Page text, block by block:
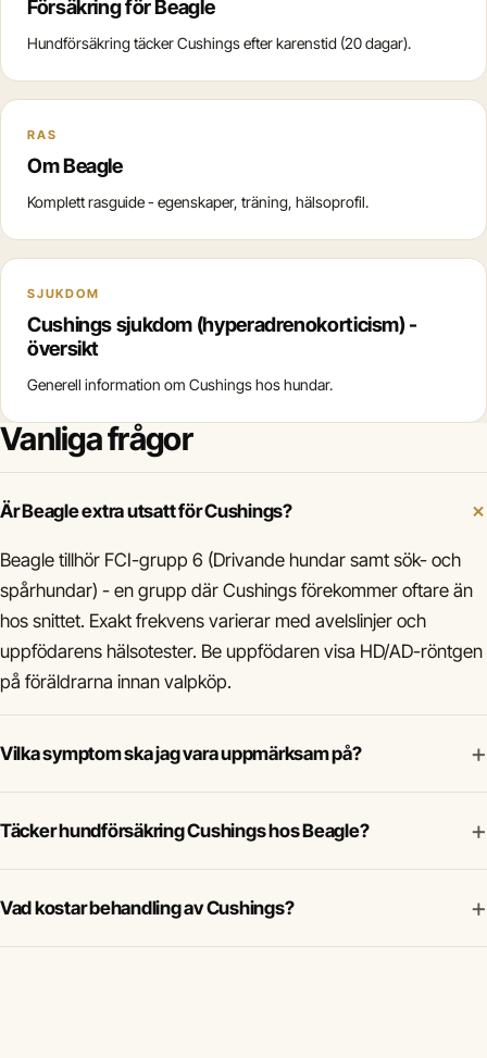
Försäkring för Beagle
Hundförsäkring täcker Cushings efter karenstid (20 dagar).
RAS
Om Beagle
Komplett rasguide - egenskaper, träning, hälsoprofil.
SJUKDOM
Cushings sjukdom (hyperadrenokorticism) -
översikt
Generell information om Cushings hos hundar.
Vanliga frågor
Är Beagle extra utsatt för Cushings?
Beagle tillhör FCI-grupp 6 (Drivande hundar samt sök- och
spårhundar) - en grupp där Cushings förekommer oftare än
hos snittet. Exakt frekvens varierar med avelslinjer och
uppfödarens hälsotester. Be uppfödaren visa HD/AD-röntgen
på föräldrarna innan valpköp.
Vilka symptom ska jag vara uppmärksam på? +
Täcker hundförsäkring Cushings hos Beagle? +
Vad kostar behandling av Cushings? +